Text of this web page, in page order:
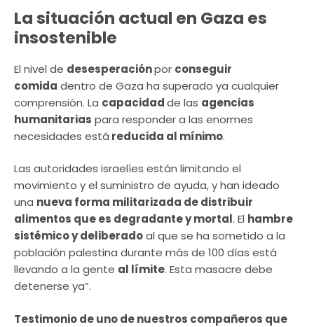
La situación actual en Gaza es
insostenible
El nivel de desesperaciónpor conseguir
comida dentro de Gaza ha superado ya cualquier
comprensión. La capacidadde las agencias
humanitarias para responder a las enormes
necesidades está reducida al mínimo.
Las autoridades israelíes están limitando el
movimiento y el suministro de ayuda, y han ideado
una nueva forma militarizada de distribuir
alimentos que es degradante y mortal. El hambre
sistémico y deliberadoal que se ha sometido a la
población palestina durante más de 100 días está
llevando a la gente al límite. Esta masacre debe
detenerse ya”.
Testimonio de uno de nuestros compañeros que